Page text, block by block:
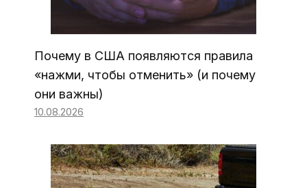
Почему в США появляются правила
«нажми, чтобы отменить» (и почему
они важны)
10.08.2026